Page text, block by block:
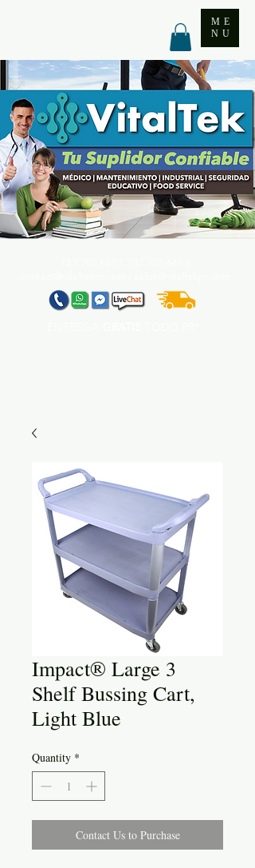
ME
NU
Impact® Large 3
Shelf Bussing Cart,
Light Blue
Quantity *
Contact Us to Purchase